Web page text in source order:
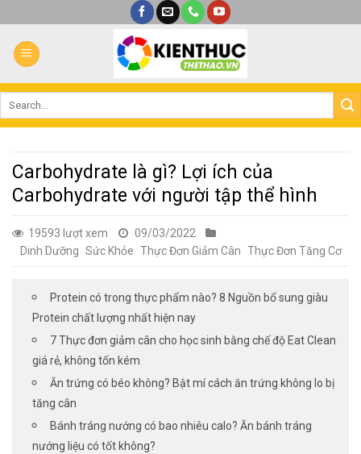
qua
nội
dung
Carbohydrate là gì? Lợi ích của
Carbohydrate với người tập thể hình
19593 lượt xem
09/03/2022
Dinh Dưỡng Sức Khỏe Thực Đơn Giảm Cân Thực Đơn Tăng Cơ
Protein có trong thực phẩm nào? 8 Nguồn bổ sung giàu
Protein chất lượng nhất hiện nay
7 Thực đơn giảm cân cho học sinh bằng chế độ Eat Clean
giá rẻ, không tốn kém
Ăn trứng có béo không? Bật mí cách ăn trứng không lo bị
tăng cân
Bánh tráng nướng có bao nhiêu calo? Ăn bánh tráng
nướng liệu có tốt không?